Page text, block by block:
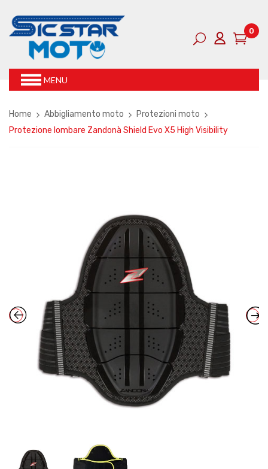
0
MENU
Home Abbigliamento moto
Protezioni moto
Protezione lombare Zandonà Shield Evo X5 High Visibility